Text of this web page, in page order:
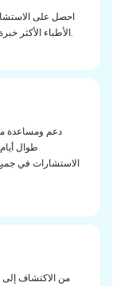
احصل على
الأطباء الأكثر خبرة في حالتك. أفضل علاج بتكلفة معقولة.
دعم ومساعدة
طوال
الاستشارات في جميع
من الاكتشاف